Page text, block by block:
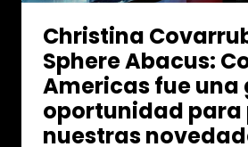
Christina
Sphere Abacus:
Americas fue una
oportunidad para
nuestras